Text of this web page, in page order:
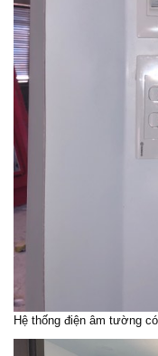
Hệ thống điện âm tường